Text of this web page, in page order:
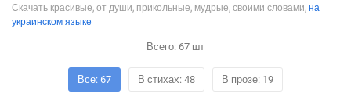
Скачать красивые, от души, прикольные, мудрые, своими словами, на
украинском языке
Всего: 67 шт
Все: 67 В стихах: 48 В прозе: 19